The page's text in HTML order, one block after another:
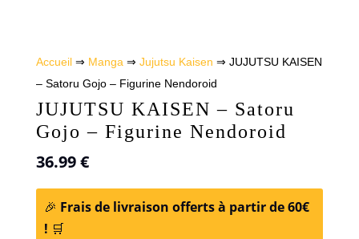
Accueil⇒ Manga ⇒ Jujutsu Kaisen ⇒ JUJUTSU KAISEN
– Satoru Gojo – Figurine Nendoroid
JUJUTSU KAISEN – Satoru
Gojo – Figurine Nendoroid
36.99€
🎉 Frais de livraison offerts à partir de 60€
! 🛒